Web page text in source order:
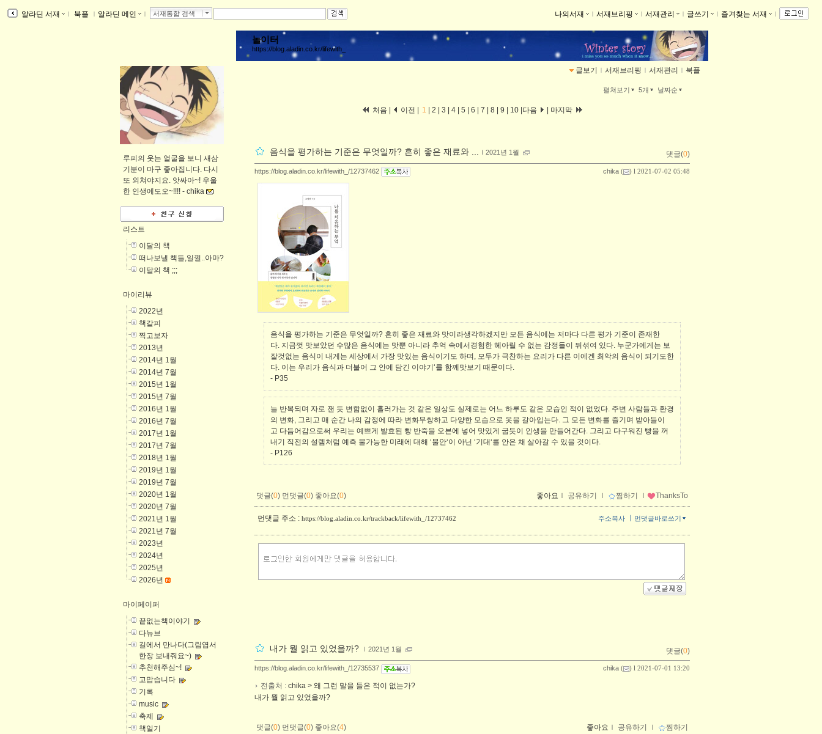
알라딘 서재 ｌ 북플 ｌ 알라딘 메인 ｌ 서재통합 검색 나의서재 ｌ 서재브리핑 ｌ 서재관리 ｌ 글쓰기 ｌ 즐겨찾는 서재 ｌ
놀이터
https://blog.aladin.co.kr/lifewith_
글보기 ｌ 서재브리핑 ｌ 서재관리 ｌ 북플
펼쳐보기 5개 날짜순
처음 | 이전 | 1 2 3 4 5 6 7 8 9 10 다음 마지막
음식을 평가하는 기준은 무엇일까? 흔히 좋은 재료와 ... ｌ 2021년 1월 댓글(0)
chika ( ) l 2021-07-02 05:48
https://blog.aladin.co.kr/lifewith_/12737462
음식을 평가하는 기준은 무엇일까? 흔히 좋은 재료와 맛이라생각하겠지만 모든 음식에는 저마다 다른 평가 기준이 존재한
다. 지금껏 맛보았던 수많은 음식에는 맛뿐 아니라 추억 속에서경험한 헤아릴 수 없는 감정들이 뒤섞여 있다. 누군가에게는 보
잘것없는 음식이 내게는 세상에서 가장 맛있는 음식이기도 하며, 모두가 극찬하는 요리가 다른 이에겐 최악의 음식이 되기도한
다. 이는 우리가 음식과 더불어 그 안에 담긴 이야기‘를 함께맛보기 때문이다.
- P35
늘 반복되며 자로 잰 듯 변함없이 흘러가는 것 같은 일상도 실제로는 어느 하루도 같은 모습인 적이 없었다. 주변 사람들과 환경
의 변화, 그리고 매 순간 나의 감정에 따라 변화무쌍하고 다양한 모습으로 옷을 갈아입는다. 그 모든 변화를 즐기며 받아들이
고 다듬어감으로써 우리는 예쁘게 발효된 빵 반죽을 오븐에 넣어 맛있게 굽듯이 인생을 만들어간다. 그리고 다구워진 빵을 꺼
내기 직전의 설렘처럼 예측 불가능한 미래에 대해 ‘불안‘이 아닌 ‘기대‘를 안은 채 살아갈 수 있을 것이다.
- P126
댓글(0) 먼댓글(0) 좋아요(0) 좋아요 ｌ 공유하기 ｌ 찜하기 ｌ ThanksTo
먼댓글 주소 : https://blog.aladin.co.kr/trackback/lifewith_/12737462 먼댓글바로쓰기
주소복사
내가 뭘 읽고 있었을까? ｌ 2021년 1월 댓글(0)
chika ( ) l 2021-07-01 13:20
https://blog.aladin.co.kr/lifewith_/12735537
전출처 : chika > 왜 그런 말을 들은 적이 없는가?
내가 뭘 읽고 있었을까?
댓글(0) 먼댓글(0) 좋아요(4) 좋아요 ｌ 공유하기 ｌ 찜하기
루피의 웃는 얼굴을 보니 새삼
기분이 마구 좋아집니다. 다시
또 외쳐야지요. 앗싸아~! 우울
한 인생에도오~!!!! - chika
리스트
이달의 책
떠나보낼 책들,일껄..아마?
이달의 책 ;;;
마이리뷰
2022년
책갈피
찍고보자
2013년
2014년 1월
2014년 7월
2015년 1월
2015년 7월
2016년 1월
2016년 7월
2017년 1월
2017년 7월
2018년 1월
2019년 1월
2019년 7월
2020년 1월
2020년 7월
2021년 1월
2021년 7월
2023년
2024년
2025년
2026년
마이페이퍼
끝없는책이야기
다뉴브
길에서 만나다(그림엽서
한장 보내줘요~)
추천해주심~!
고맙습니다
기록
music
축제
책일기